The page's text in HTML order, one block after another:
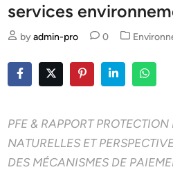
services
byadmin-pro 0
Posted
PFE & RAPPORT PROTECTION
NATURELLES ET
DES MÉCANISMES DE